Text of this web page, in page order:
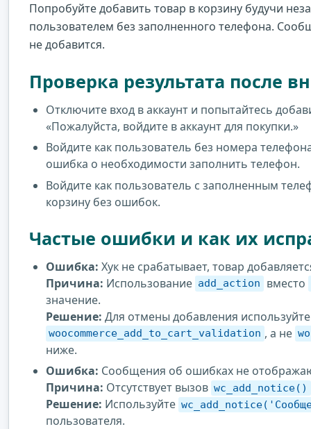
Попробуйте добавить товар в корзину будучи
пользователем без заполненного телефона.
не добавится.
Проверка результата после
Отключите вход в аккаунт и попытайтесь
«Пожалуйста, войдите в аккаунт для покупки.»
Войдите как пользователь без номера
ошибка о необходимости заполнить телефон.
Войдите как пользователь с заполненным
корзину без ошибок.
Частые ошибки и как их
Ошибка: Хук не срабатывает, товар
Причина: Использование add_action
вместо
значение.
Решение: Для отмены добавления
woocommerce_add_to_cart_validation , а не
ниже.
Ошибка: Сообщения об ошибках не
Причина: Отсутствует вызов wc_add_notice()
Решение: Используйте
пользователя.